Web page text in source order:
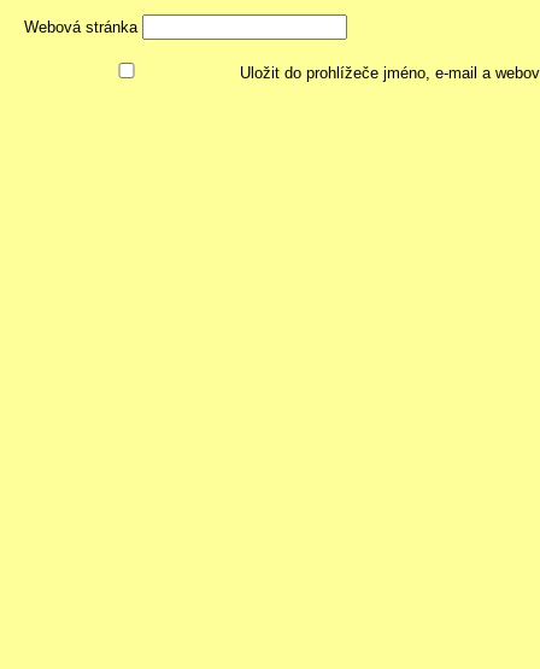
Webová stránka
Uložit do prohlížeče jméno, e-mail a